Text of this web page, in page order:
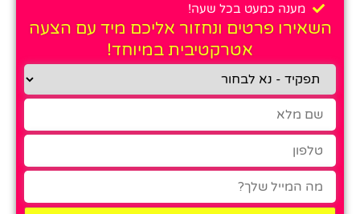
מענה כמעט בכל שעה!
השאירו פרטים ונחזור אליכם מיד עם הצעה
אטרקטיבית במיוחד!